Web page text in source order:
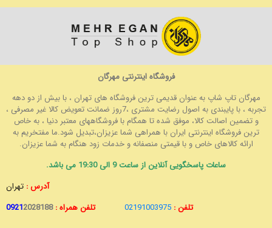
فروشگاه اینترنتی مهرگان
مهرگان تاپ شاپ به عنوان قدیمی ترین فروشگاه های تهران ، با بیش از دو دهه
تجربه ، با پایبندی به اصول رضایت مشتری ،7روز ضمانت تعویض کالا غیر مصرفی ،
و تضمین اصالت کالا، موفق شده تا همگام با فروشگاههای معتبر دنیا ، به خاص
ترین فروشگاه اینترنتی ایران با همراهی شما عزیزان،تبدیل شود.ما مفتخریم به
ارائه کالاهای خاص و با قیمتی منصفانه و خدمات زود هنگام به شما عزیزان.
ساعات پاسخگویی آنلاین از ساعت 9 الی 19:30 می باشد.
آدرس : تهران
تلفن : 02191003975 تلفن همراه : 09212028188